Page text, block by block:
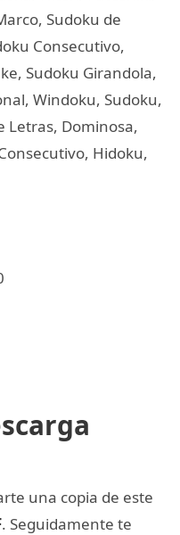
Sudoku de
Consecutivo,
Sudoku Girandola,
Windoku, Sudoku,
Letras, Dominosa,
Hidoku,
una copia de este
. Seguidamente te